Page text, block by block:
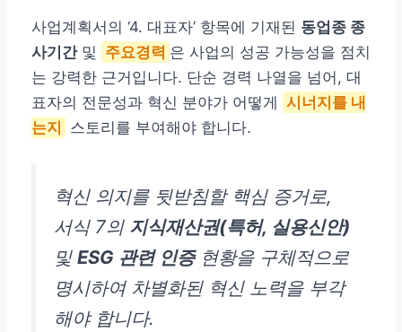
사업계획서의 ‘4. 대표자’ 항목에 기재된 동업종 종
사기간및 주요경력 은 사업의 성공 가능성을 점치
는 강력한 근거입니다. 단순 경력 나열을 넘어, 대
표자의 전문성과 혁신 분야가 어떻게 시너지를 내
는지
스토리를 부여해야 합니다.
혁신 의지를 뒷받침할 핵심 증거로,
서식 7의 지식재산권(특허, 실용신안)
및 ESG 관련 인증현황을 구체적으로
명시하여 차별화된 혁신 노력을 부각
해야 합니다.